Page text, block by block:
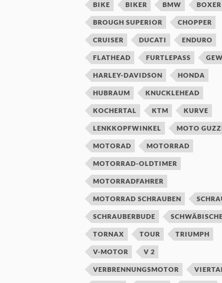
BIKE BIKER BMW BOXER
BROUGH SUPERIOR CHOPPER
CRUISER DUCATI ENDURO
FLATHEAD FURTLEPASS
HARLEY-DAVIDSON HONDA
HUBRAUM KNUCKLEHEAD
KOCHERTAL KTM KURVE
LENKKOPFWINKEL MOTO
MOTORAD MOTORRAD
MOTORRAD-OLDTIMER
MOTORRADFAHRER
MOTORRAD SCHRAUBEN
SCHRAUBERBUDE
TORNAX TOUR TRIUMPH
V-MOTOR V 2
VERBRENNUNGSMOTOR